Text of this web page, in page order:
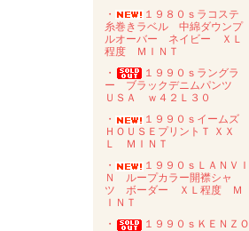
・
１９８０ｓラコステ
糸巻きラベル 中綿ダウンプ
ルオーバー ネイビー ＸＬ
程度 ＭＩＮＴ
・
１９９０ｓラングラ
ー ブラックデニムパンツ
ＵＳＡ ｗ４２Ｌ３０
・
１９９０ｓイームズ
ＨＯＵＳＥプリントＴ ＸＸ
Ｌ ＭＩＮＴ
・
１９９０ｓＬＡＮＶＩ
Ｎ ループカラー開襟シャ
ツ ボーダー ＸＬ程度 Ｍ
ＩＮＴ
・
１９９０ｓＫＥＮＺＯ